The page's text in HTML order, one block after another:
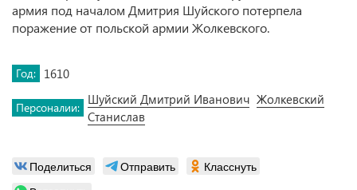
армия под началом Дмитрия Шуйского потерпела
поражение от польской армии Жолкевского.
Год: 1610
Персоналии:
Шуйский Дмитрий Иванович Жолкевский
Станислав
Поделиться Отправить
Класснуть